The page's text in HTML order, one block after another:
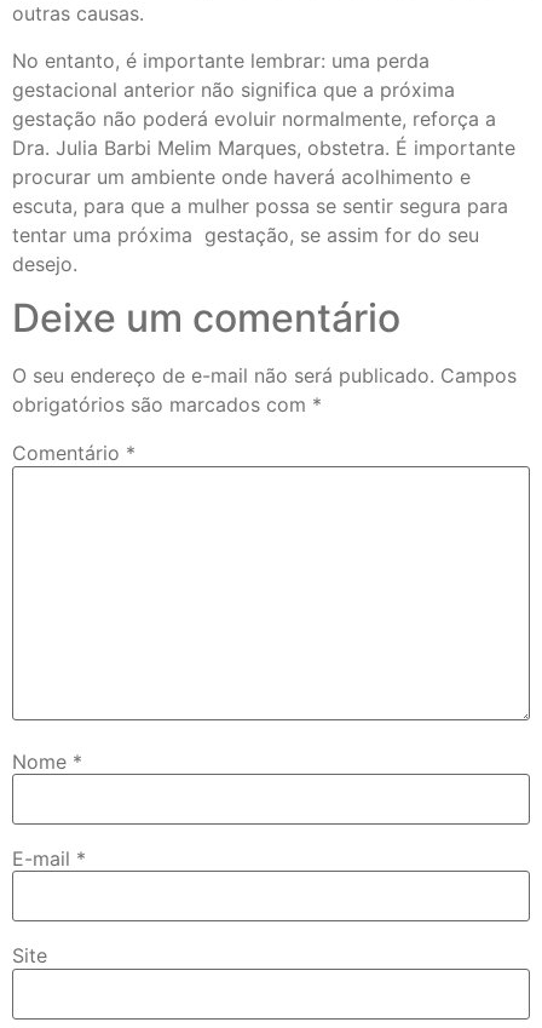
outras causas.
No entanto, é importante lembrar: uma perda
gestacional anterior não significa que a próxima
gestação não poderá evoluir normalmente, reforça a
Dra. Julia Barbi Melim Marques, obstetra. É importante
procurar um ambiente onde haverá acolhimento e
escuta, para que a mulher possa se sentir segura para
tentar uma próxima gestação, se assim for do seu
desejo.
Deixe um comentário
O seu endereço de e-mail não será publicado. Campos
obrigatórios são marcados com *
Comentário *
Nome *
E-mail *
Site